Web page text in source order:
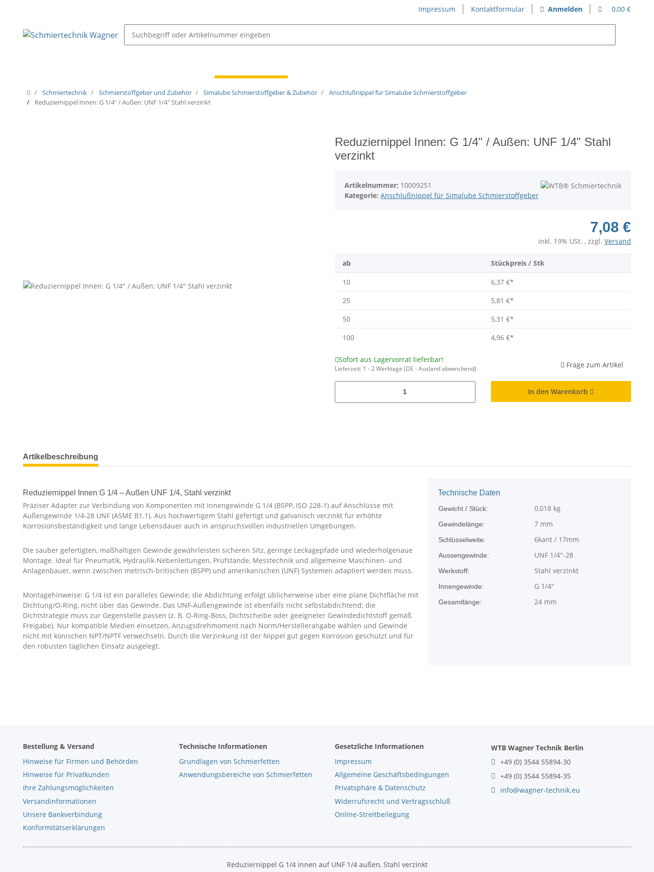
Impressum Kontaktformular Anmelden 0,00 €
Schmiertechnik Schmierstoffgeber und Zubehör Simalube Schmierstoffgeber & Zubehör
Anschlußnippel für Simalube Schmierstoffgeber
Reduziernippel Innen: G 1/4" / Außen: UNF 1/4" Stahl verzinkt
Reduziernippel Innen: G 1/4" / Außen: UNF 1/4" Stahl
verzinkt
Artikelnummer: 10009251
Kategorie: Anschlußnippel für Simalube Schmierstoffgeber
7,08 €
inkl. 19% USt. , zzgl. Versand
ab Stückpreis / Stk
10 6,37 €*
25
5,81 €*
50
5,31 €*
100
4,96 €*
Sofort aus Lagervorrat lieferbar!
Lieferzeit: 1 - 2 Werktage (DE - Ausland abweichend) Frage zum Artikel
In den Warenkorb
Artikelbeschreibung
Reduziernippel Innen G 1/4 – Außen UNF 1/4, Stahl verzinkt
Präziser Adapter zur Verbindung von Komponenten mit Innengewinde G 1/4 (BSPP, ISO 228-1) auf Anschlüsse mit
Außengewinde 1/4-28 UNF (ASME B1.1). Aus hochwertigem Stahl gefertigt und galvanisch verzinkt für erhöhte
Korrosionsbeständigkeit und lange Lebensdauer auch in anspruchsvollen industriellen Umgebungen.
Die sauber gefertigten, maßhaltigen Gewinde gewährleisten sicheren Sitz, geringe Leckagepfade und wiederholgenaue
Montage. Ideal für Pneumatik, Hydraulik-Nebenleitungen, Prüfstände, Messtechnik und allgemeine Maschinen- und
Anlagenbauer, wenn zwischen metrisch-britischen (BSPP) und amerikanischen (UNF) Systemen adaptiert werden muss.
Montagehinweise: G 1/4 ist ein paralleles Gewinde; die Abdichtung erfolgt üblicherweise über eine plane Dichtfläche mit
Dichtung/O‑Ring, nicht über das Gewinde. Das UNF-Außengewinde ist ebenfalls nicht selbstabdichtend; die
Dichtstrategie muss zur Gegenstelle passen (z. B. O‑Ring-Boss, Dichtscheibe oder geeigneter Gewindedichtstoff gemäß
Freigabe). Nur kompatible Medien einsetzen, Anzugsdrehmoment nach Norm/Herstellerangabe wählen und Gewinde
nicht mit konischen NPT/NPTF verwechseln. Durch die Verzinkung ist der Nippel gut gegen Korrosion geschützt und für
den robusten täglichen Einsatz ausgelegt.
Technische Daten
Gewicht / Stück: 0,018 kg
Gewindelänge: 7 mm
Schlüsselweite: 6kant / 17mm
Aussengewinde: UNF 1/4"-28
Werkstoff: Stahl verzinkt
Innengewinde: G 1/4"
Gesamtlänge: 24 mm
Bestellung & Versand
Hinweise für Firmen und Behörden
Hinweise für Privatkunden
Ihre Zahlungsmöglichkeiten
Versandinformationen
Unsere Bankverbindung
Konformitätserklärungen
Technische Informationen
Grundlagen von Schmierfetten
Anwendungsbereiche von Schmierfetten
Gesetzliche Informationen
Impressum
Allgemeine Geschäftsbedingungen
Privatsphäre & Datenschutz
Widerrufsrecht und Vertragsschluß
Online-Streitbeilegung
WTB Wagner Technik Berlin
+49 (0) 3544 55894-30
+49 (0) 3544 55894-35
info@wagner-technik.eu
Reduziernippel G 1/4 innen auf UNF 1/4 außen, Stahl verzinkt